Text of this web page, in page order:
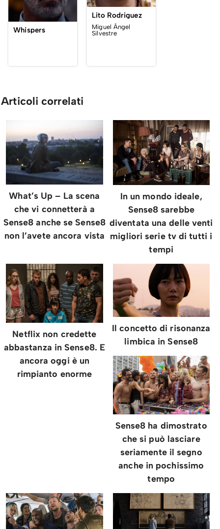
Whispers
Lito Rodriguez
Miguel Ángel
Silvestre
Articoli correlati
What’s Up – La scena
che vi connetterà a
Sense8 anche se Sense8
non l’avete ancora vista
In un mondo ideale,
Sense8 sarebbe
diventata una delle venti
migliori serie tv di tutti i
tempi
Netflix non credette
abbastanza in Sense8. E
ancora oggi è un
rimpianto enorme
Il concetto di risonanza
limbica in Sense8
Sense8 ha dimostrato
che si può lasciare
seriamente il segno
anche in pochissimo
tempo